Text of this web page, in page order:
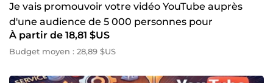
Je vais promouvoir votre vidéo YouTube auprès
d'une audience de 5 000 personnes pour
augmenter sa visibilité
À partir de 18,81 $US
Budget moyen : 28,89 $US